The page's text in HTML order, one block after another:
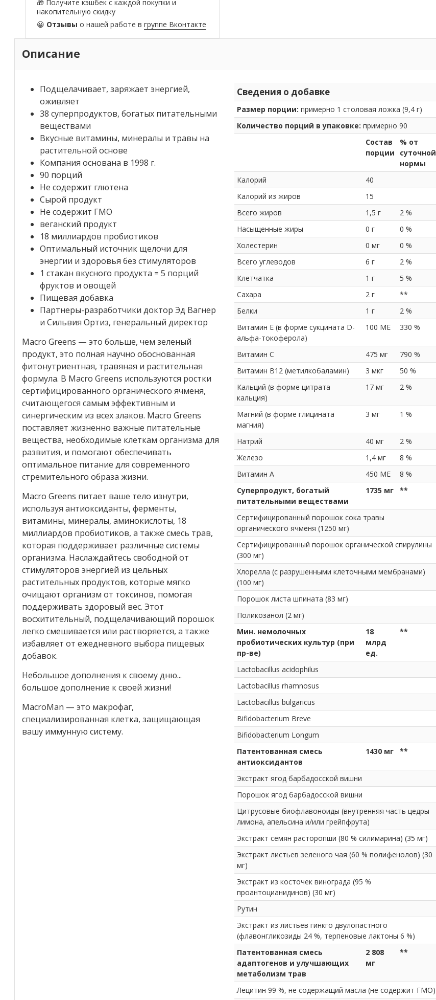
🎁 Получите кэшбек с каждой покупки и
накопительную скидку
😀 Отзывы о нашей работе вгруппе Вконтакте
Описание
Сведения о добавке
Размер порции: примерно 1 столовая ложка (9,4 г)
Количество порций в упаковке: примерно 90
Состав
порции
% от
суточной
нормы
Калорий
40
Калорий из жиров
15
Всего жиров
1,5 г
2 %
Насыщенные жиры
0 г
0 %
Холестерин
0 мг
0 %
Всего углеводов
6 г
2 %
Клетчатка
1 г
5 %
Сахара
2 г
**
Белки
1 г
2 %
Витамин E (в форме сукцината D-
альфа-токоферола)
100 МЕ 330 %
Витамин С 475 мг
790 %
Витамин B12 (метилкобаламин)
3 мкг
50 %
Кальций (в форме цитрата
кальция)
17 мг 2 %
Магний (в форме глицината
магния)
3 мг 1 %
Натрий 40 мг
2 %
Железо
1,4 мг
8 %
Витамин A
450 МЕ
8 %
Суперпродукт, богатый
питательными веществами
1735 мг **
Сертифицированный порошок сока травы
органического ячменя (1250 мг)
Сертифицированный порошок органической спирулины
(300 мг)
Хлорелла (с разрушенными клеточными мембранами)
(100 мг)
Порошок листа шпината (83 мг)
Поликозанол (2 мг)
Мин. немолочных
пробиотических культур (при
пр-ве)
18
млрд
ед.
**
Lactobacillus acidophilus
Lactobacillus rhamnosus
Lactobacillus bulgaricus
Bifidobacterium Breve
Bifidobacterium Longum
Патентованная смесь
антиоксидантов
1430 мг **
Экстракт ягод барбадосской вишни
Порошок ягод барбадосской вишни
Цитрусовые биофлавоноиды (внутренняя часть цедры
лимона, апельсина и/или грейпфрута)
Экстракт семян расторопши (80 % силимарина) (35 мг)
Экстракт листьев зеленого чая (60 % полифенолов) (30
мг)
Экстракт из косточек винограда (95 %
проантоцианидинов) (30 мг)
Рутин
Экстракт из листьев гинкго двулопастного
(флавонгликозиды 24 %, терпеновые лактоны 6 %)
Патентованная смесь
адаптогенов и улучшающих
метаболизм трав
2 808
мг
**
Лецитин 99 %, не содержащий масла (не содержит ГМО)
Подщелачивает, заряжает энергией,
оживляет
38 суперпродуктов, богатых питательными
веществами
Вкусные витамины, минералы и травы на
растительной основе
Компания основана в 1998 г.
90 порций
Не содержит глютена
Сырой продукт
Не содержит ГМО
веганский продукт
18 миллиардов пробиотиков
Оптимальный источник щелочи для
энергии и здоровья без стимуляторов
1 стакан вкусного продукта = 5 порций
фруктов и овощей
Пищевая добавка
Партнеры-разработчики доктор Эд Вагнер
и Сильвия Ортиз, генеральный директор
Macro Greens — это больше, чем зеленый
продукт, это полная научно обоснованная
фитонутриентная, травяная и растительная
формула. В Macro Greens используются ростки
сертифицированного органического ячменя,
считающегося самым эффективным и
синергическим из всех злаков. Macro Greens
поставляет жизненно важные питательные
вещества, необходимые клеткам организма для
развития, и помогают обеспечивать
оптимальное питание для современного
стремительного образа жизни.
Macro Greens питает ваше тело изнутри,
используя антиоксиданты, ферменты,
витамины, минералы, аминокислоты, 18
миллиардов пробиотиков, а также смесь трав,
которая поддерживает различные системы
организма. Наслаждайтесь свободной от
стимуляторов энергией из цельных
растительных продуктов, которые мягко
очищают организм от токсинов, помогая
поддерживать здоровый вес. Этот
восхитительный, подщелачивающий порошок
легко смешивается или растворяется, а также
избавляет от ежедневного выбора пищевых
добавок.
Небольшое дополнения к своему дню...
большое дополнение к своей жизни!
MacroMan — это макрофаг,
специализированная клетка, защищающая
вашу иммунную систему.